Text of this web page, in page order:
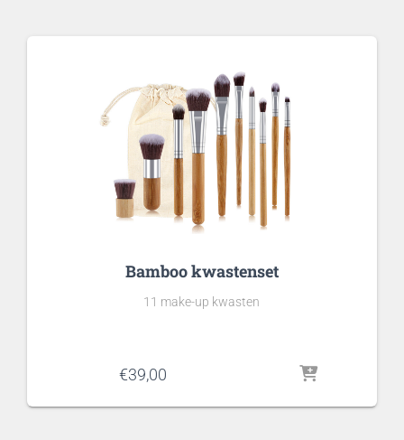
Bamboo kwastenset
11 make-up kwasten
€39,00